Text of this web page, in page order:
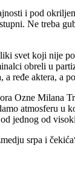
i pod
Ne treba
svet koji nije
obreli u
a ređe aktera, a
Ozne Milana
atmosferu
jednog od
srpa i